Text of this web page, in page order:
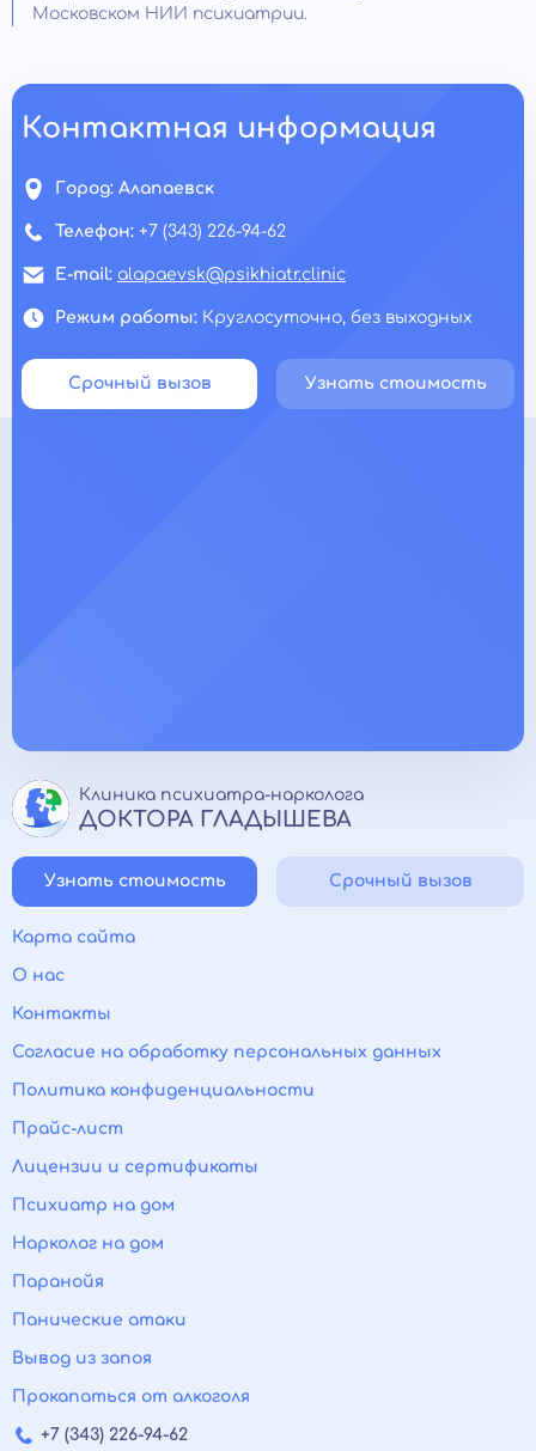
Московском НИИ психиатрии.
Контактная информация
Город: Алапаевск
Телефон: +7 (343) 226-94-62
E-mail: alapaevsk@psikhiatr.clinic
Режим работы: Круглосуточно, без выходных
Срочный вызов Узнать стоимость
Клиника психиатра-нарколога
ДОКТОРА ГЛАДЫШЕВА
Узнать стоимость Срочный вызов
Карта сайта
О нас
Контакты
Согласие на обработку персональных данных
Политика конфиденциальности
Прайс-лист
Лицензии и сертификаты
Психиатр на дом
Нарколог на дом
Паранойя
Панические атаки
Вывод из запоя
Прокапаться от алкоголя
+7 (343) 226-94-62